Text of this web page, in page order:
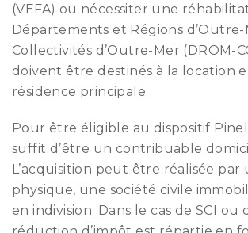
(VEFA) ou nécessiter une
Départements et Régions
Collectivités d’Outre-Mer (DROM-
doivent être destinés à la location
résidence principale.
Pour être éligible au dispositif
suffit d’être un contribuable
L’acquisition peut être réalisée par
physique, une société civile
en indivision. Dans le cas de SCI ou